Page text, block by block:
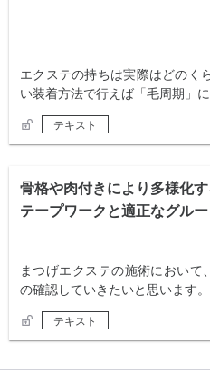
エクステの持ちは実際はどのく
い装着方法で行えば「毛周期」
テキスト
骨格や肉付きにより多様化す
テープワークと適正なグルー
まつげエクステの施術におい
の確認していきたいと思います
テキスト